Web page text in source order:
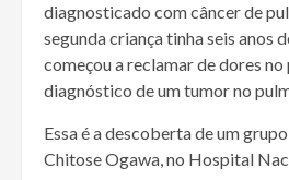
diagnosticado com câncer de
segunda criança tinha seis anos
começou a reclamar de dores
diagnóstico de um tumor no
Essa é a descoberta de um
Chitose Ogawa, no Hospital